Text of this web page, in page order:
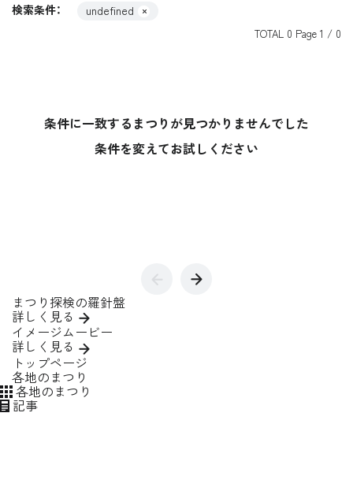
検索条件： undefined
TOTAL 0 Page 1 / 0
条件に一致するまつりが見つかりませんでした
条件を変えてお試しください
まつり探検の羅針盤
詳しく見る
イメージムービー
詳しく見る
トップページ
各地のまつり
各地のまつり
記事